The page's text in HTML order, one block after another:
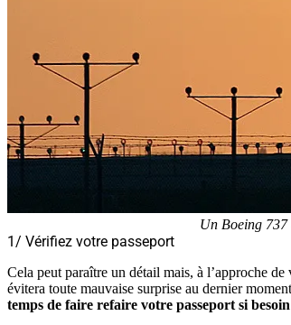
Un Boeing 737
1/ Vérifiez votre passeport
Cela peut paraître un détail mais, à l’approche
évitera toute mauvaise surprise au dernier
temps de faire refaire votre passeport si besoin